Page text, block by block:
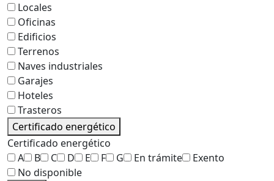
Locales
Oficinas
Edificios
Terrenos
Naves industriales
Garajes
Hoteles
Trasteros
Certificado energético
Certificado energético
A
B C D E F G En trámite
Exento
No disponible